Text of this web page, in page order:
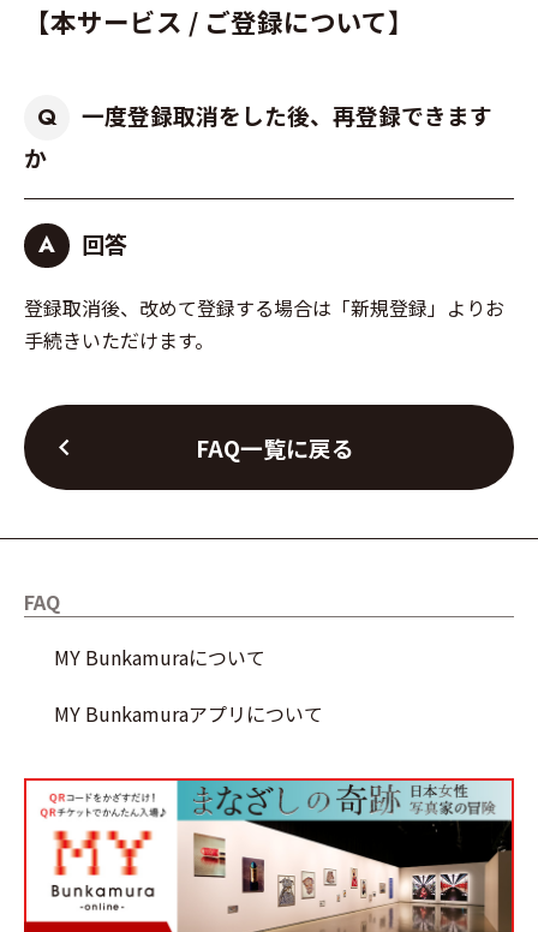
【本サービス / ご登録について】
Q
一度登録取消をした後、再登録できます
か
A 回答
登録取消後、改めて登録する場合は「新規登録」よりお
手続きいただけます。
chevron_left FAQ一覧に戻る
FAQ
MY Bunkamuraについて
MY Bunkamuraアプリについて